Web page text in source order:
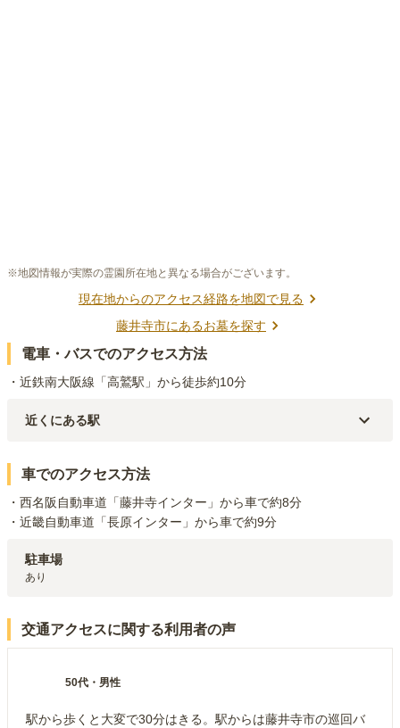
※地図情報が実際の霊園所在地と異なる場合がございます。
現在地からのアクセス経路を地図で見る
藤井寺市にあるお墓を探す
電車・バスでのアクセス方法
・近鉄南大阪線「高鷲駅」から徒歩約10分
近くにある駅
近鉄南大阪線
恵我ノ荘駅（
車でのアクセス方法
・西名阪自動車道「藤井寺インター」から車で約8分
・近畿自動車道「長原インター」から車で約9分
駐車場
あり
交通アクセスに関する利用者の声
50代 ・ 男性
駅から歩くと大変で30分はきる。駅からは藤井寺市の巡回バ